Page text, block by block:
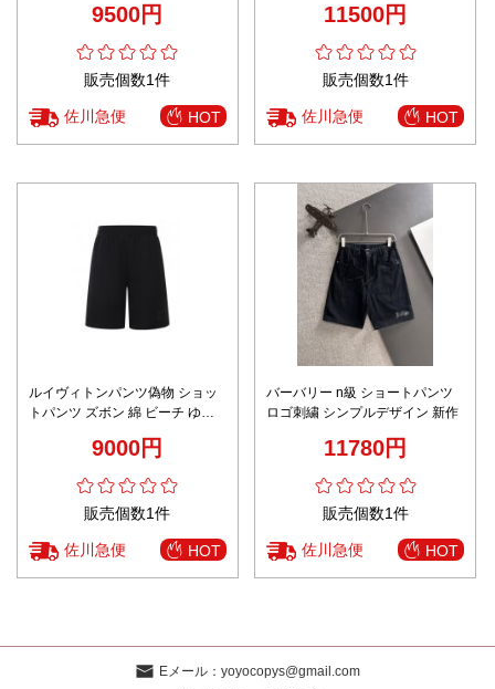
9500円
販売個数1件
佐川急便 HOT
11500円
販売個数1件
佐川急便 HOT
ルイヴィトンパンツ偽物 ショッ
トパンツ ズボン 綿 ビーチ ゆっ
9000円
販売個数1件
佐川急便 HOT
バーバリー n級 ショートパンツ
ロゴ刺繍 シンプルデザイン 新作
11780円
販売個数1件
佐川急便 HOT
Eメール： yoyocopys@gmail.com